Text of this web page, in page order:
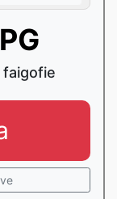
faigofie